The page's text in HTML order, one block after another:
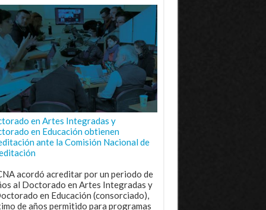
en Artes Integradas y
en Educación obtienen
ante la Comisión Nacional de
acordó acreditar por un periodo de
al Doctorado en Artes Integradas y
en Educación (consorciado),
de años permitido para programas